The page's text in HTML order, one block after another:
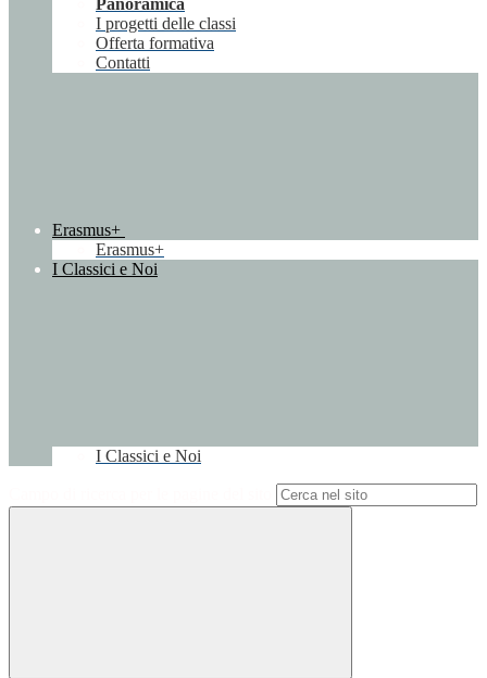
Panoramica
I progetti delle classi
Offerta formativa
Contatti
Erasmus+
Erasmus+
I Classici e Noi
I Classici e Noi